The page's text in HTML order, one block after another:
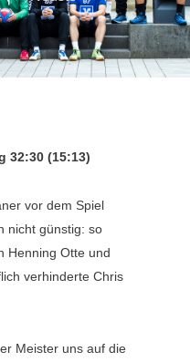
32:30 (15:13)
vor dem Spiel
nicht günstig: so
Henning Otte und
verhinderte Chris
Meister uns auf die